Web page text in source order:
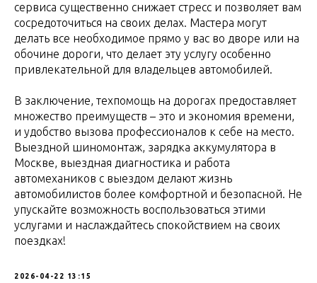
сервиса существенно снижает стресс и позволяет вам
сосредоточиться на своих делах. Мастера могут
делать все необходимое прямо у вас во дворе или на
обочине дороги, что делает эту услугу особенно
привлекательной для владельцев автомобилей.
В заключение, техпомощь на дорогах предоставляет
множество преимуществ – это и экономия времени,
и удобство вызова профессионалов к себе на место.
Выездной шиномонтаж, зарядка аккумулятора в
Москве, выездная диагностика и работа
автомехаников с выездом делают жизнь
автомобилистов более комфортной и безопасной. Не
упускайте возможность воспользоваться этими
услугами и наслаждайтесь спокойствием на своих
поездках!
2026-04-22 13:15